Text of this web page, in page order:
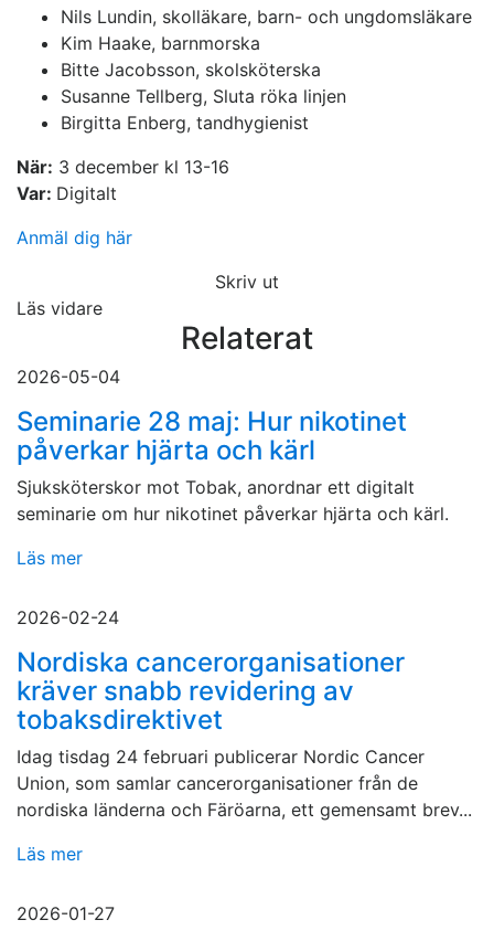
Nils Lundin, skolläkare, barn- och ungdomsläkare
Kim Haake, barnmorska
Bitte Jacobsson, skolsköterska
Susanne Tellberg, Sluta röka linjen
Birgitta Enberg, tandhygienist
När: 3 december kl 13-16
Var: Digitalt
Anmäl dig här
Skriv ut
Läs vidare
Relaterat
2026-05-04
Seminarie 28 maj: Hur nikotinet
påverkar hjärta och kärl
Sjuksköterskor mot Tobak, anordnar ett digitalt
seminarie om hur nikotinet påverkar hjärta och kärl.
Läs mer
2026-02-24
Nordiska cancerorganisationer
kräver snabb revidering av
tobaksdirektivet
Idag tisdag 24 februari publicerar Nordic Cancer
Union, som samlar cancerorganisationer från de
nordiska länderna och Färöarna, ett gemensamt brev...
Läs mer
2026-01-27